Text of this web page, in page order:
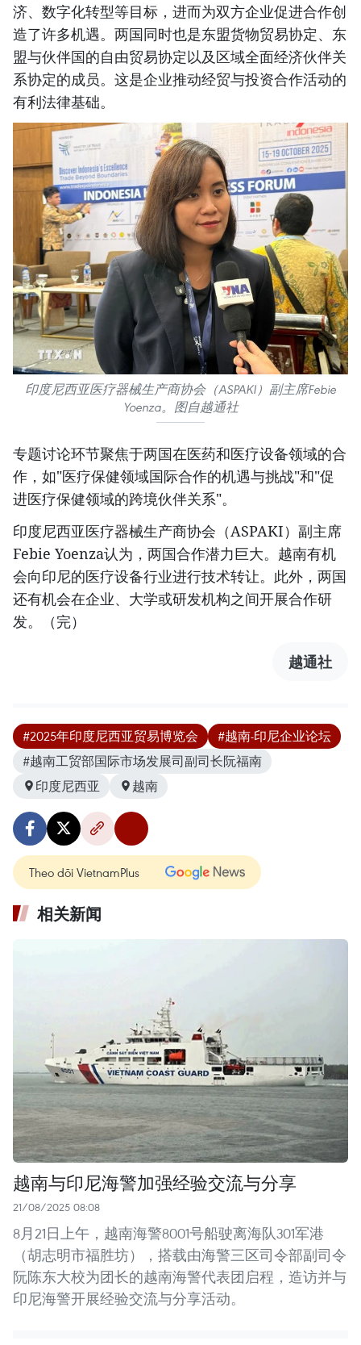
济、数字化转型等目标，进而为双方企业促进合作创
造了许多机遇。两国同时也是东盟货物贸易协定、东
盟与伙伴国的自由贸易协定以及区域全面经济伙伴关
系协定的成员。这是企业推动经贸与投资合作活动的
有利法律基础。
印度尼西亚医疗器械生产商协会（ASPAKI）副主席Febie
Yoenza。图自越通社
专题讨论环节聚焦于两国在医药和医疗设备领域的合
作，如"医疗保健领域国际合作的机遇与挑战"和"促
进医疗保健领域的跨境伙伴关系"。
印度尼西亚医疗器械生产商协会（ASPAKI）副主席
Febie Yoenza认为，两国合作潜力巨大。越南有机
会向印尼的医疗设备行业进行技术转让。此外，两国
还有机会在企业、大学或研发机构之间开展合作研
发。（完）
越通社
#2025年印度尼西亚贸易博览会
#越南-印尼企业论坛
#越南工贸部国际市场发展司副司长阮福南
印度尼西亚
越南
Theo dõi VietnamPlus
相关新闻
越南与印尼海警加强经验交流与分享
21/08/2025 08:08
8月21日上午，越南海警8001号船驶离海队301军港
（胡志明市福胜坊），搭载由海警三区司令部副司令
阮陈东大校为团长的越南海警代表团启程，造访并与
印尼海警开展经验交流与分享活动。